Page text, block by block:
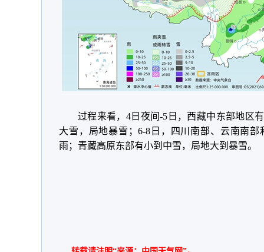
过程来看，4日夜间-5日，西藏中东部地区
大雪，局地暴雪；6-8日，四川南部、云南南
雨；青藏高原东部有小到中雪，局地大到暴雪。